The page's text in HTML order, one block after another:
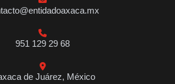
951 129 29 68
de Juárez, México